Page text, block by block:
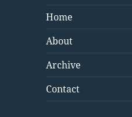
Home
About
Archive
Contact